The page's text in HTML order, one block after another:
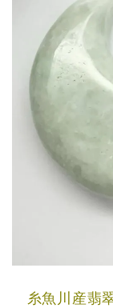
糸魚川産翡